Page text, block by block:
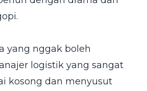
yang nggak boleh
logistik yang sangat
kosong dan menyusut